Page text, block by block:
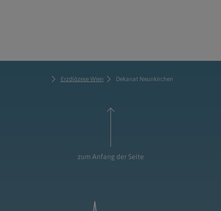
Erzdiözese Wien Dekanat Neunkirchen
zum Anfang der Seite